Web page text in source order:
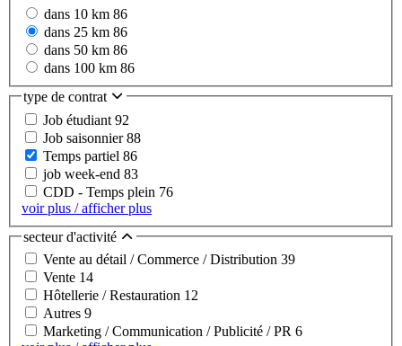
dans 10 km 86
dans 25 km 86
dans 50 km 86
dans 100 km 86
type de contrat
Job étudiant 92
Job saisonnier88
Temps partiel 86
job week-end 83
CDD - Temps plein 76
voir plus / afficher plus
secteur d'activité
Vente au détail / Commerce / Distribution 39
Vente 14
Hôtellerie / Restauration 12
Autres 9
Marketing / Communication / Publicité / PR 6